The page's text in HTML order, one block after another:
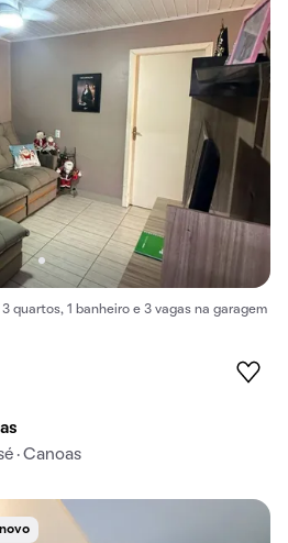
quartos, 1 banheiro e 3 vagas na garagem
· Canoas